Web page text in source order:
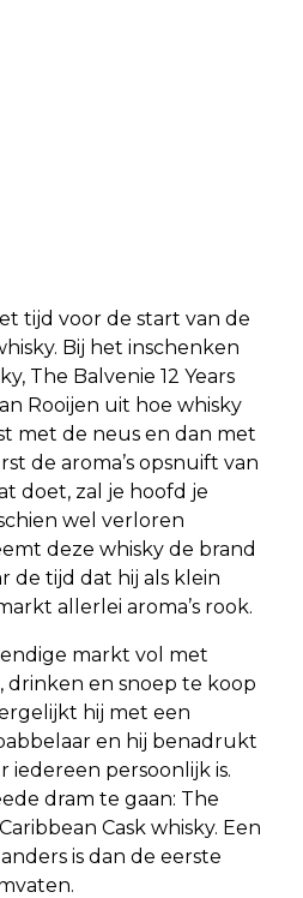
tijd voor de start van de
Bij het inschenken
The Balvenie 12 Years
Rooijen uit hoe whisky
met de neus en dan met
de aroma’s opsnuift van
doet, zal je hoofd je
wel verloren
deze whisky de brand
de tijd dat hij als klein
allerlei aroma’s rook.
markt vol met
drinken en snoep te koop
hij met een
en hij benadrukt
iedereen persoonlijk is.
dram te gaan: The
Cask whisky. Een
is dan de eerste